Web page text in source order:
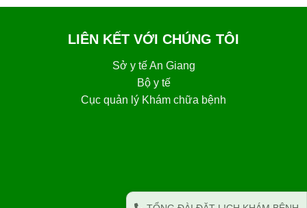
LIÊN KẾT VỚI CHÚNG TÔI
Sở y tế An Giang
Bộ y tế
Cục quản lý Khám chữa bệnh